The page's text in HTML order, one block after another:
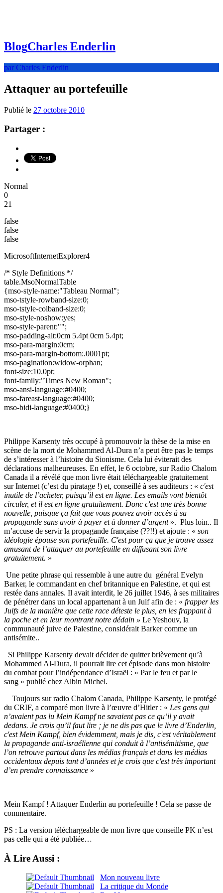
BlogCharles Enderlin
par Charles Enderlin
Attaquer au portefeuille
Publié le 27 octobre 2010
Partager :
Normal
0
21
false
false
false
MicrosoftInternetExplorer4
/* Style Definitions */
table.MsoNormalTable
{mso-style-name:"Tableau Normal";
mso-tstyle-rowband-size:0;
mso-tstyle-colband-size:0;
mso-style-noshow:yes;
mso-style-parent:"";
mso-padding-alt:0cm 5.4pt 0cm 5.4pt;
mso-para-margin:0cm;
mso-para-margin-bottom:.0001pt;
mso-pagination:widow-orphan;
font-size:10.0pt;
font-family:"Times New Roman";
mso-ansi-language:#0400;
mso-fareast-language:#0400;
mso-bidi-language:#0400;}
Philippe Karsenty très occupé à promouvoir la thèse de la mise en
scène de la mort de Mohammed Al-Dura n’a peut être pas le temps
de s’intéresser à l’histoire du Sionisme. Cela lui éviterait des
déclarations malheureuses. En effet, le 6 octobre, sur Radio Chalom
Canada il a révélé que mon livre était téléchargeable gratuitement
sur Internet (c’est du piratage !) et, conseillé à ses auditeurs : « c'est
inutile de l’acheter, puisqu’il est en ligne. Les emails vont bientôt
circuler, et il est en ligne gratuitement. Donc c'est une très bonne
nouvelle, puisque ça fait que vous pouvez avoir accès à sa
propagande sans avoir à payer et à donner d’argent». Plus loin.. Il
m’accuse de servir la propagande française (??!!) et ajoute : « son
idéologie épouse son portefeuille. C'est pour ça que je trouve assez
amusant de l’attaquer au portefeuille en diffusant son livre
gratuitement. »
Une petite phrase qui ressemble à une autre du général Evelyn
Barker, le commandant en chef britannique en Palestine, et qui est
restée dans annales. Il avait interdit, le 26 juillet 1946, à ses militaires
de pénétrer dans un local appartenant à un Juif afin de : « frapper les
Juifs de la manière que cette race déteste le plus, en les frappant à
la poche et en leur montrant notre dédain » Le Yeshouv, la
communauté juive de Palestine, considérait Barker comme un
antisémite..
Si Philippe Karsenty devait décider de quitter brièvement qu’à
Mohammed Al-Dura, il pourrait lire cet épisode dans mon histoire
du combat pour l’indépendance d’Israël : « Par le feu et par le
sang » publié chez Albin Michel.
Toujours sur radio Chalom Canada, Philippe Karsenty, le protégé
du CRIF, a comparé mon livre à l’œuvre d’Hitler : « Les gens qui
n’avaient pas lu Mein Kampf ne savaient pas ce qu’il y avait
dedans. Je crois qu’il faut lire ; je ne dis pas que le livre d’Enderlin,
c'est Mein Kampf, bien évidemment, mais je dis, c'est véritablement
la propagande anti-israélienne qui conduit à l’antisémitisme, que
l’on retrouve partout dans les médias français et dans les médias
occidentaux depuis tant d’années et je crois que c'est très important
d’en prendre connaissance »
Mein Kampf ! Attaquer Enderlin au portefeuille ! Cela se passe de
commentaire.
PS : La version téléchargeable de mon livre que conseille PK n’est
pas celle qui a été publiée…
À Lire Aussi :
Mon nouveau livre
La critique du Monde